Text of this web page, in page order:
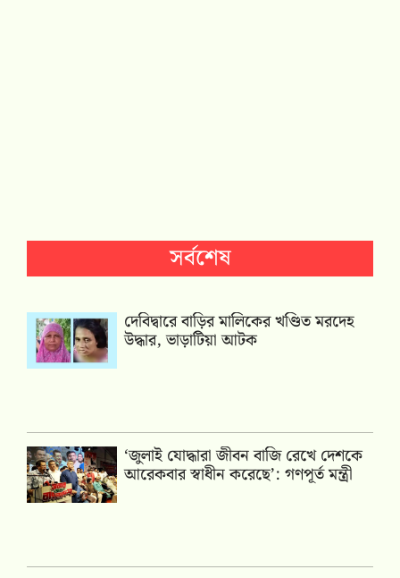
সর্বশেষ
দেবিদ্বারে বাড়ির মালিকের খণ্ডিত মরদেহ
উদ্ধার, ভাড়াটিয়া আটক
‘জুলাই যোদ্ধারা জীবন বাজি রেখে দেশকে
আরেকবার স্বাধীন করেছে’: গণপূর্ত মন্ত্রী